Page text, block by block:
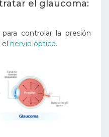
el glaucoma:
controlar la presión
el nervio óptico.